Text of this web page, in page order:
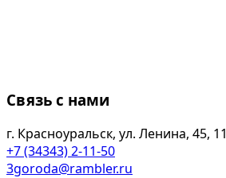
Связь с нами
г. Красноуральск, ул. Ленина, 45, 11
+7 (34343) 2-11-50
3goroda@rambler.ru